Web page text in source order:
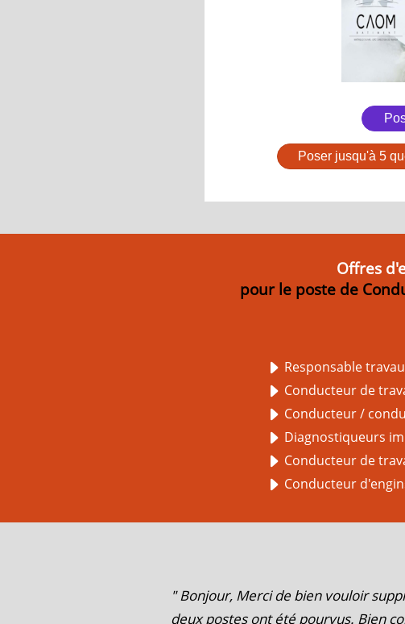
Poser jusqu'à 5
Offres
pour le poste de
Responsable
Conducteur de
Conducteur /
Diagnostiqueurs
Conducteur de
Conducteur
" Bonjour, Merci de bien vouloir
deux postes ont été pourvus. Bien